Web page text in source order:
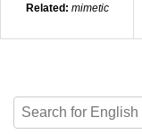
Related: mimetic